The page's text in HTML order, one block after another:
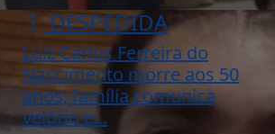
DESPEDIDA
Luiz Carlos Ferreira do
Nascimento morre aos 50
anos; família comunica
velório e...